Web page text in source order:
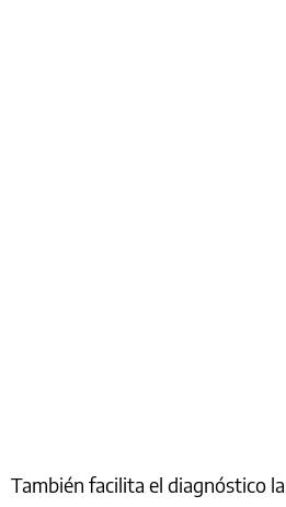
También facilita el diagnóstico